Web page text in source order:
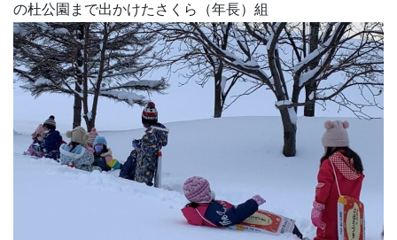
の杜公園まで出かけたさくら（年長）組